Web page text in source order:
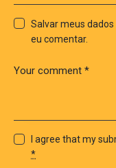
Salvar meus
eu comentar.
I agree that my
*